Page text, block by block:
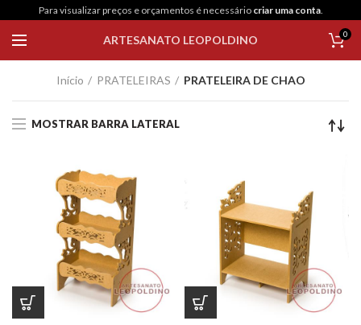
Para visualizar preços e orçamentos é necessário criar uma conta.
ARTESANATO LEOPOLDINO 0
Início PRATELEIRAS PRATELEIRA DE CHAO
MOSTRAR BARRA LATERAL